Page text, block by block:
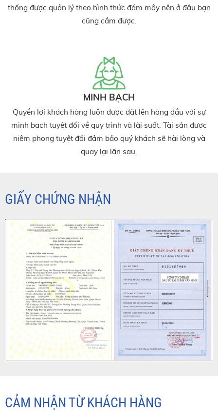
thống được quản lý theo hình thức đám mây nên ở đâu bạn
cũng cầm được.
MINH BẠCH
Quyền lợi khách hàng luôn được đặt lên hàng đầu với sự
minh bạch tuyệt đối về quy trình và lãi suất. Tài sản được
niêm phong tuyệt đối đảm bảo quý khách sẽ hài lòng và
quay lại lần sau.
GIẤY CHỨNG NHẬN
CẢM NHẬN TỪ KHÁCH HÀNG